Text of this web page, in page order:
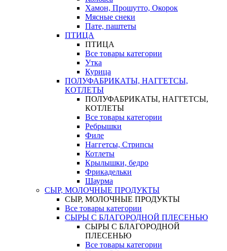
Хамон, Прошутто, Окорок
Мясные снеки
Пате, паштеты
ПТИЦА
ПТИЦА
Все товары категории
Утка
Курица
ПОЛУФАБРИКАТЫ, НАГГЕТСЫ,
КОТЛЕТЫ
ПОЛУФАБРИКАТЫ, НАГГЕТСЫ,
КОТЛЕТЫ
Все товары категории
Ребрышки
Филе
Наггетсы, Стрипсы
Котлеты
Крылышки, бедро
Фрикадельки
Шаурма
СЫР, МОЛОЧНЫЕ ПРОДУКТЫ
СЫР, МОЛОЧНЫЕ ПРОДУКТЫ
Все товары категории
СЫРЫ С БЛАГОРОДНОЙ ПЛЕСЕНЬЮ
СЫРЫ С БЛАГОРОДНОЙ
ПЛЕСЕНЬЮ
Все товары категории